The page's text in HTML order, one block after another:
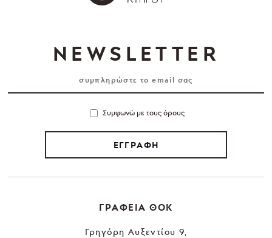
NEWSLETTER
Συμφωνώ με τους όρους
ΕΓΓΡΑΦΗ
ΓΡΑΦΕΙΑ ΘΟΚ
Γρηγόρη Αυξεντίου 9,